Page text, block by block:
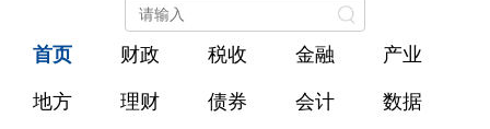
首页 财政 税收 金融 产业
地方 理财 债券 会计 数据